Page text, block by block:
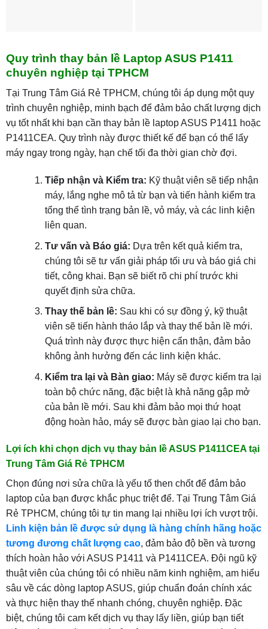
Quy trình thay bản lề Laptop ASUS P1411
chuyên nghiệp tại TPHCM
Tại Trung Tâm Giá Rẻ TPHCM, chúng tôi áp dụng một quy
trình chuyên nghiệp, minh bạch để đảm bảo chất lượng dịch
vụ tốt nhất khi bạn cần thay bản lề laptop ASUS P1411 hoặc
P1411CEA. Quy trình này được thiết kế để bạn có thể lấy
máy ngay trong ngày, hạn chế tối đa thời gian chờ đợi.
Tiếp nhận và Kiểm tra: Kỹ thuật viên sẽ tiếp nhận
máy, lắng nghe mô tả từ bạn và tiến hành kiểm tra
tổng thể tình trạng bản lề, vỏ máy, và các linh kiện
liên quan.
Tư vấn và Báo giá: Dựa trên kết quả kiểm tra,
chúng tôi sẽ tư vấn giải pháp tối ưu và báo giá chi
tiết, công khai. Bạn sẽ biết rõ chi phí trước khi
quyết định sửa chữa.
Thay thế bản lề: Sau khi có sự đồng ý, kỹ thuật
viên sẽ tiến hành tháo lắp và thay thế bản lề mới.
Quá trình này được thực hiện cẩn thận, đảm bảo
không ảnh hưởng đến các linh kiện khác.
Kiểm tra lại và Bàn giao: Máy sẽ được kiểm tra lại
toàn bộ chức năng, đặc biệt là khả năng gập mở
của bản lề mới. Sau khi đảm bảo mọi thứ hoạt
động hoàn hảo, máy sẽ được bàn giao lại cho bạn.
Lợi ích khi chọn dịch vụ thay bản lề ASUS P1411CEA tại
Trung Tâm Giá Rẻ TPHCM
Chọn đúng nơi sửa chữa là yếu tố then chốt để đảm bảo
laptop của bạn được khắc phục triệt để. Tại Trung Tâm Giá
Rẻ TPHCM, chúng tôi tự tin mang lại nhiều lợi ích vượt trội.
Linh kiện bản lề được sử dụng là hàng chính hãng hoặc
tương đương chất lượng cao, đảm bảo độ bền và tương
thích hoàn hảo với ASUS P1411 và P1411CEA. Đội ngũ kỹ
thuật viên của chúng tôi có nhiều năm kinh nghiệm, am hiểu
sâu về các dòng laptop ASUS, giúp chuẩn đoán chính xác
và thực hiện thay thế nhanh chóng, chuyên nghiệp. Đặc
biệt, chúng tôi cam kết dịch vụ thay lấy liền, giúp bạn tiết